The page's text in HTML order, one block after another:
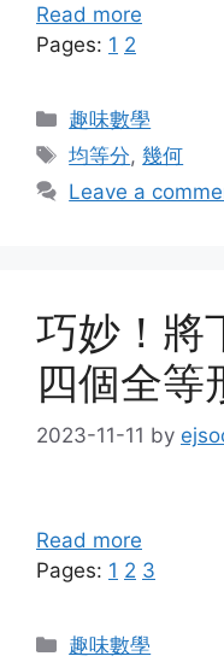
Read more
Pages: 1 2
Categories
趣味數學
Tags
均等分,幾何
Leave a
巧妙！將
四個全等
2023-11-11 by
Read more
Pages: 1 2 3
Categories
趣味數學